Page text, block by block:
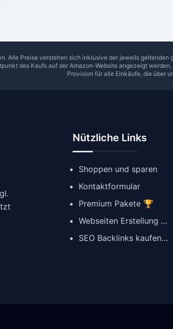
Alle Preise verstehen sich inklusive der jeweils
des Kaufs auf der Amazon-Website angezeigt
Provision für alle Einkäufe, die über
Nützliche Links
Shoppen und sparen
Kontaktformular
Premium Pakete 🏆
Webseiten Erstellung ✨
SEO Backlinks kaufen 🔗